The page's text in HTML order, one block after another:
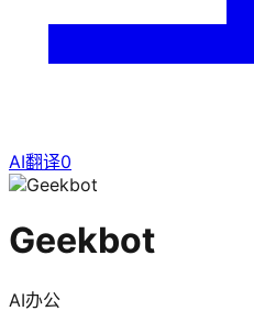
AI翻译0
Geekbot
AI办公